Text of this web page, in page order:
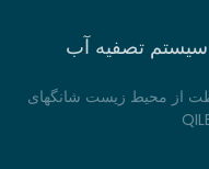
سیستم تصفیه آب
حفاظت از محیط زیست شانگهای